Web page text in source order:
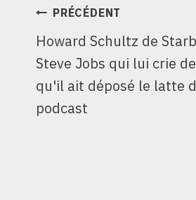
DE
L’ARTICLE
PRÉCÉDENT
Howard Schultz de
Steve Jobs qui lui crie
qu'il ait déposé le latte
podcast